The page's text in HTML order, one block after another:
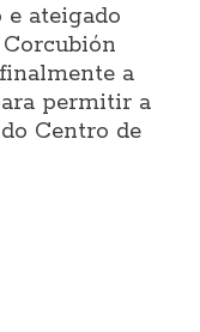
e ateigado
a
permitir a
Centro de